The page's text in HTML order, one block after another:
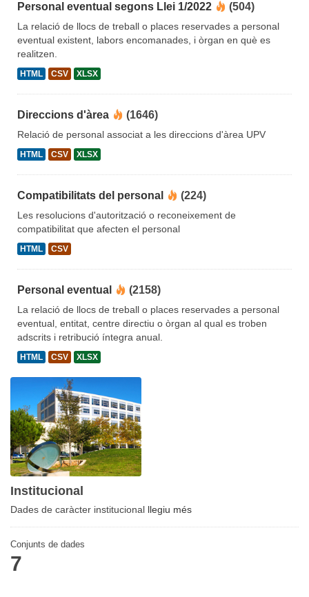
Personal eventual segons Llei 1/2022 (504)
La relació de llocs de treball o places reservades a personal
eventual existent, labors encomanades, i òrgan en què es
realitzen.
HTML CSV XLSX
Direccions d'àrea (1646)
Relació de personal associat a les direccions d'àrea UPV
HTML CSV XLSX
Compatibilitats del personal (224)
Les resolucions d'autorització o reconeixement de
compatibilitat que afecten el personal
HTML CSV
Personal eventual (2158)
La relació de llocs de treball o places reservades a personal
eventual, entitat, centre directiu o òrgan al qual es troben
adscrits i retribució íntegra anual.
HTML CSV XLSX
Institucional
Dades de caràcter institucional llegiu més
Conjunts de dades
7